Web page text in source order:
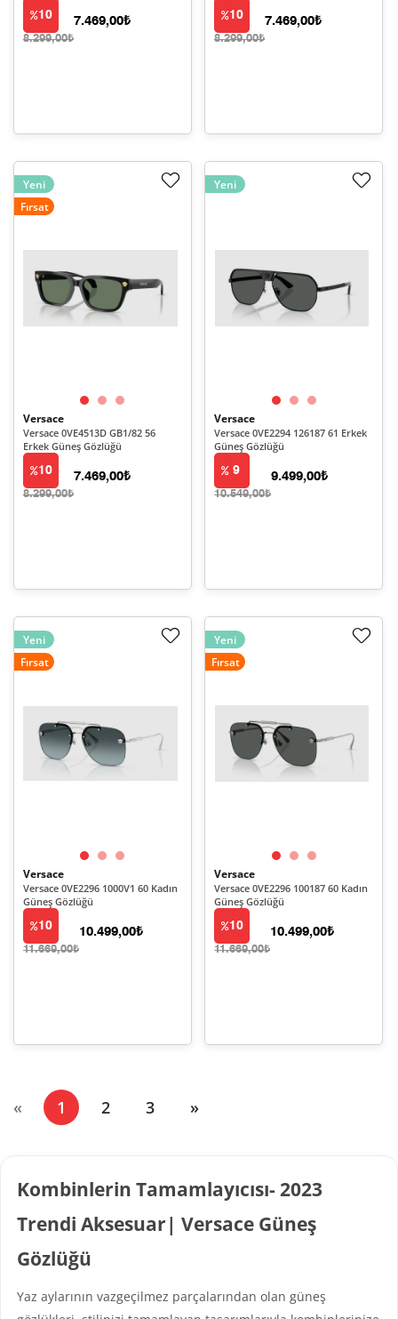
10
8.299,00₺
7.469,00₺ 10
8.299,00₺
7.469,00₺
Yeni
Fırsat
Versace
Versace 0VE4513D GB1/82 56
Erkek Güneş Gözlüğü
10
8.299,00₺
7.469,00₺
Yeni
Versace
Versace 0VE2294 126187 61 Erkek
Güneş Gözlüğü
9
10.549,00₺
9.499,00₺
Yeni
Fırsat
Versace
Versace 0VE2296 1000V1 60 Kadın
Güneş Gözlüğü
10
11.669,00₺
10.499,00₺
Yeni
Fırsat
Versace
Versace 0VE2296 100187 60 Kadın
Güneş Gözlüğü
10
11.669,00₺
10.499,00₺
« 1 (current)
2 3 »
Kombinlerin Tamamlayıcısı- 2023
Trendi Aksesuar| Versace Güneş
Gözlüğü
Yaz aylarının vazgeçilmez parçalarından olan güneş